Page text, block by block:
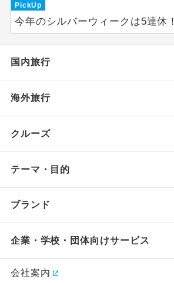
PickUp
今年のシルバーウィークは5連休！
国内旅行
海外旅行
クルーズ
テーマ・目的
ブランド
企業・学校・団体向けサービス
会社案内